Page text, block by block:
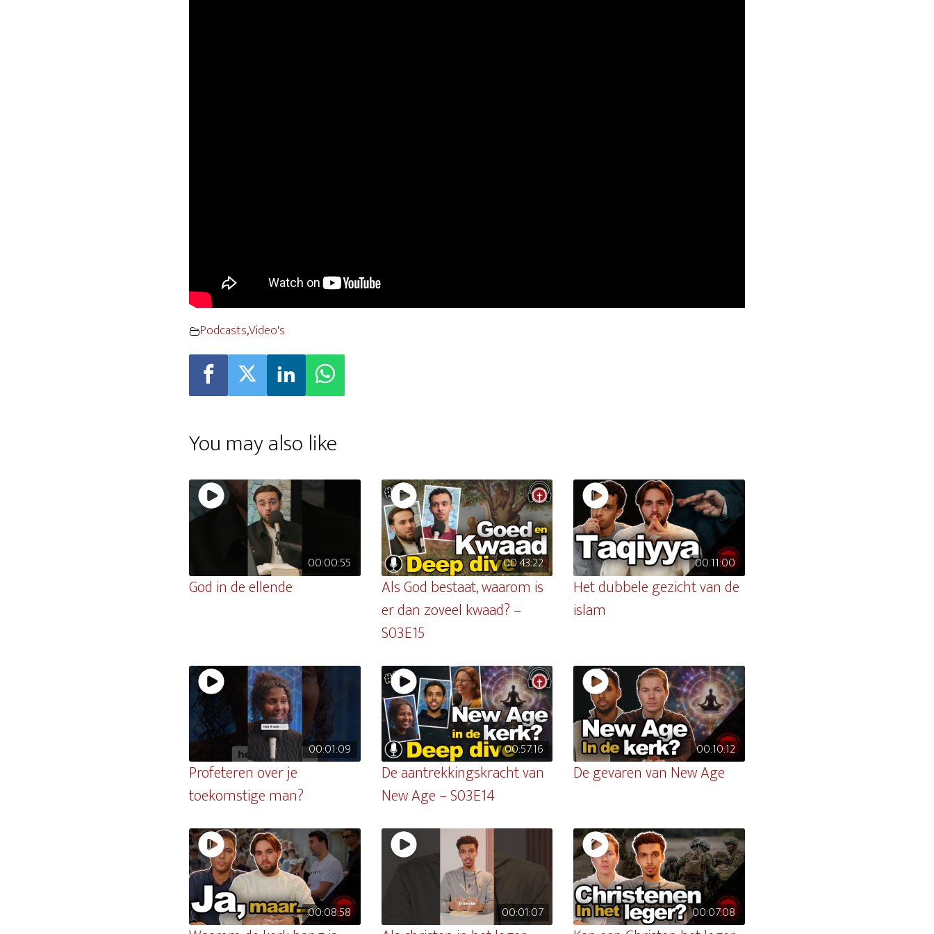
Podcasts,Video's
You may also like
00:00:55
God in de ellende
00:43:22
Als God bestaat, waarom is
er dan zoveel kwaad? –
S03E15
00:11:00
Het dubbele gezicht van de
islam
00:01:09
Profeteren over je
toekomstige man?
00:57:16
De aantrekkingskracht van
New Age – S03E14
00:10:12
De gevaren van New Age
00:08:58 00:01:07 00:07:08